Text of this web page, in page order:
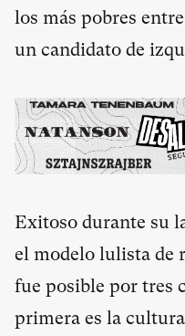
los más pobres
un candidato de
Exitoso durante su
el modelo lulista de
fue posible por tres
primera es la